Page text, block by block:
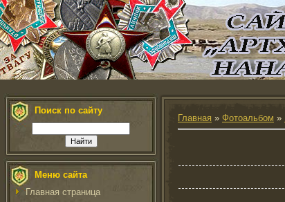
Поиск по сайту
Меню сайта
Главная страница
Главная » Фотоальбом »